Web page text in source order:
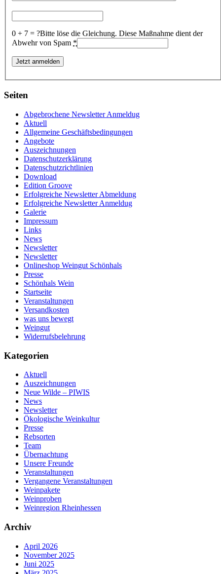
0 + 7 = ?Bitte löse die Gleichung. Diese Maßnahme dient der
Abwehr von Spam *
Seiten
Abgebrochene Newsletter Anmeldug
Aktuell
Allgemeine Geschäftsbedingungen
Angebote
Auszeichnungen
Datenschutzerklärung
Datenschutzrichtlinien
Download
Edition Groove
Erfolgreiche Newsletter Abmeldung
Erfolgreiche Newsletter Anmeldug
Galerie
Impressum
Links
News
Newsletter
Newsletter
Onlineshop Weingut Schönhals
Presse
Schönhals Wein
Startseite
Veranstaltungen
Versandkosten
was uns bewegt
Weingut
Widerrufsbelehrung
Kategorien
Aktuell
Auszeichnungen
Neue Wilde – PIWIS
News
Newsletter
Ökologische Weinkultur
Presse
Rebsorten
Team
Übernachtung
Unsere Freunde
Veranstaltungen
Vergangene Veranstaltungen
Weinpakete
Weinproben
Weinregion Rheinhessen
Archiv
April 2026
November 2025
Juni 2025